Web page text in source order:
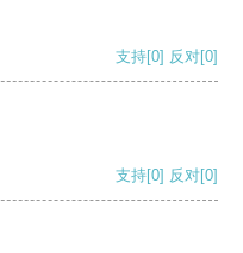
支持[0] 反对[0]
支持[0] 反对[0]